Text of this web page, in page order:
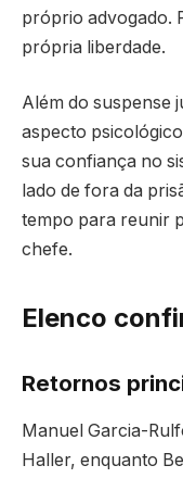
próprio advogado.
própria liberdade.
Além do suspense
aspecto
sua confiança no
lado de fora da
tempo para reunir
chefe.
Elenco
Retornos
Manuel Garcia-
Haller, enquanto